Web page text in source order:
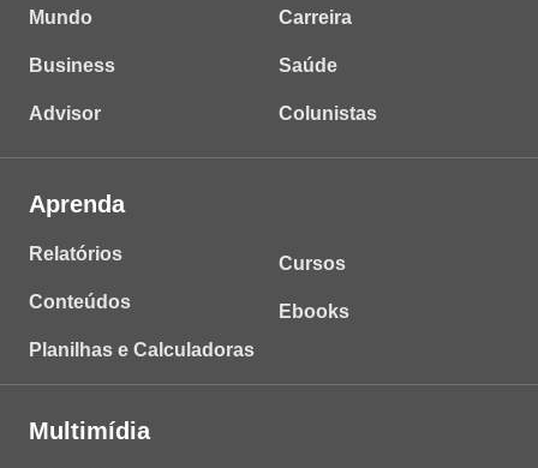
Mundo
Business
Advisor
Carreira
Saúde
Colunistas
Aprenda
Relatórios
Conteúdos
Planilhas e Calculadoras
Cursos
Ebooks
Multimídia